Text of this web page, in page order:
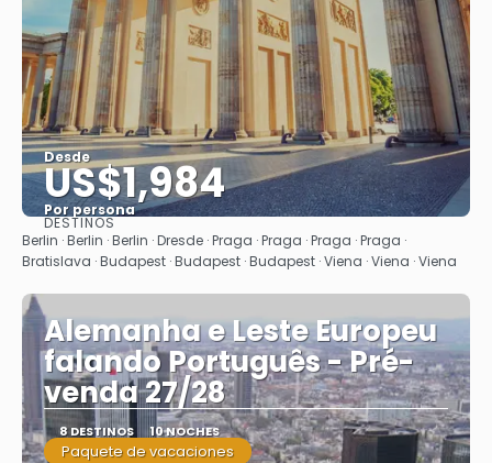
Desde
US$1,984
Por persona
Ver
DESTINOS
Berlin · Berlin · Berlin · Dresde · Praga · Praga · Praga · Praga ·
Bratislava · Budapest · Budapest · Budapest · Viena · Viena · Viena
Alemanha e Leste Europeu
falando Português - Pré-
venda 27/28
8 DESTINOS 10 NOCHES
Paquete de vacaciones